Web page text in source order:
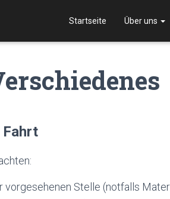
Startseite Über uns
Fahrt
vorgesehenen Stelle (notfalls